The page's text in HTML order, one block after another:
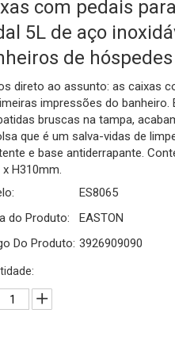
com pedais
5L de aço
de hóspedes
direto ao assunto: as caixas
impressões do banheiro.
bruscas na tampa,
que é um salva-vidas de
e base antiderrapante.
H310mm.
ES8065
do Produto:
EASTON
Do Produto: 3926909090